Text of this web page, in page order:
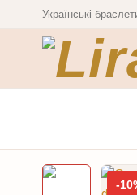
Українські